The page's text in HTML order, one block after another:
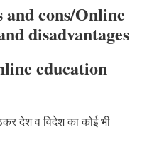
cons/Online
disadvantages
education
देश व विदेश का कोई भी